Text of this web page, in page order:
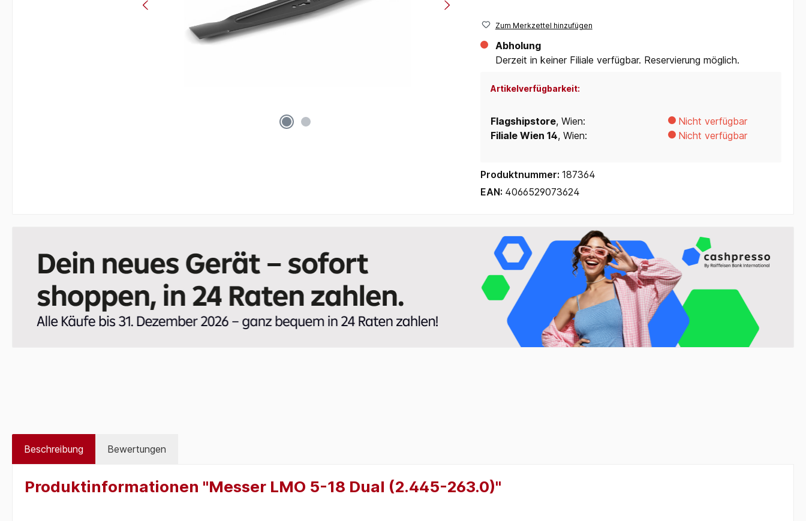
Zum Merkzettel hinzufügen
Abholung
Derzeit in keiner Filiale verfügbar. Reservierung möglich.
Artikelverfügbarkeit:
Flagshipstore, Wien:
Nicht verfügbar
Filiale Wien 14, Wien: Nicht verfügbar
Produktnummer: 187364
EAN: 4066529073624
Beschreibung Bewertungen
Produktinformationen "Messer LMO 5-18 Dual (2.445-263.0)"